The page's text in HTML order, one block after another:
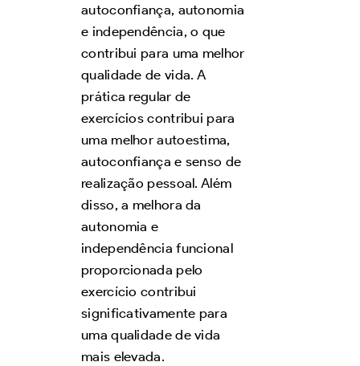
autoconfiança, autonomia
e independência, o que
contribui para uma melhor
qualidade de vida. A
prática regular de
exercícios contribui para
uma melhor autoestima,
autoconfiança e senso de
realização pessoal. Além
disso, a melhora da
autonomia e
independência funcional
proporcionada pelo
exercício contribui
significativamente para
uma qualidade de vida
mais elevada.